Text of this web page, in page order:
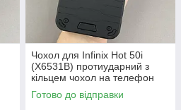
Чохол для Infinix Hot 50i
(X6531B) протиударний з
кільцем чохол на телефон
інфінікс хот 50і чорний q4l
Готово до відправки